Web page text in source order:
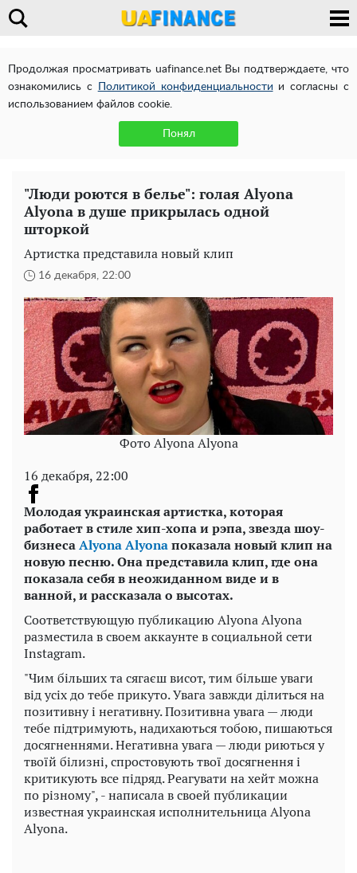
Продолжая просматривать uafinance.net Вы подтверждаете, что
ознакомились с
Политикой конфиденциальности и согласны с
использованием файлов cookie.
Понял
"Люди роются в белье": голая Alyona
Alyona в душе прикрылась одной
шторкой
Артистка представила новый клип
16 декабря, 22:00
Фото Alyona Alyona
16 декабря, 22:00
Молодая украинская артистка, которая
работает в стиле хип-хопа и рэпа, звезда шоу-
бизнесаAlyona Alyonaпоказала новый клип на
новую песню. Она представила клип, где она
показала себя в неожиданном виде и в
ванной, и рассказала о высотах.
Соответствующую публикацию Alyona Alyona
разместила в своем аккаунте в социальной сети
Instagram.
"Чим більших та сягаєш висот, тим більше уваги
від усіх до тебе прикуто. Увага завжди ділиться на
позитивну і негативну. Позитивна увага — люди
тебе підтримують, надихаються тобою, пишаються
досягненнями. Негативна увага — люди риються у
твоїй білизні, спростовують твої досягнення і
критикують все підряд. Реагувати на хейт можна
по різному", - написала в своей публикации
известная украинская исполнительница Alyona
Alyona.